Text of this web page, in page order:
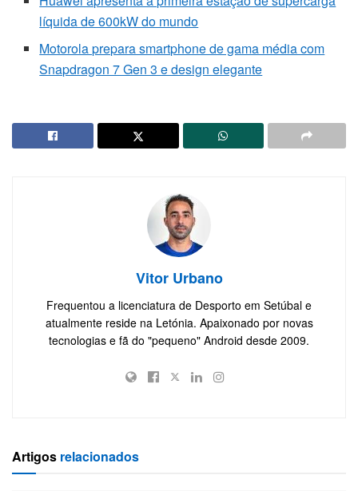
líquida de 600kW do mundo
Motorola prepara smartphone de gama média com
Snapdragon 7 Gen 3 e design elegante
Vitor Urbano
Frequentou a licenciatura de Desporto em Setúbal e
atualmente reside na Letónia. Apaixonado por novas
tecnologias e fã do "pequeno" Android desde 2009.
Artigos relacionados